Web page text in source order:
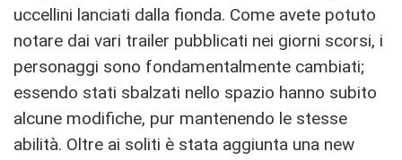
uccellini lanciati dalla fionda. Come avete potuto
notare dai vari trailer pubblicati nei giorni scorsi, i
personaggi sono fondamentalmente cambiati;
essendo stati sbalzati nello spazio hanno subito
alcune modifiche, pur mantenendo le stesse
abilità. Oltre ai soliti è stata aggiunta una new